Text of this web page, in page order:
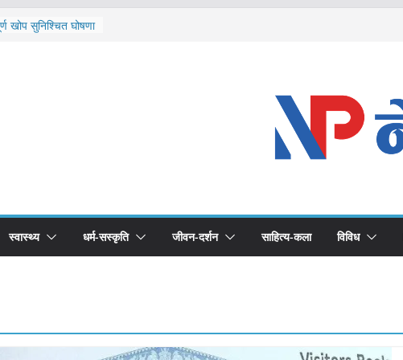
सीमामा कडाइ
खोप सुनिश्चित घोषणा
स्वास्थ्य धर्म-सस्कृति जीवन-दर्शन साहित्य-कला विविध